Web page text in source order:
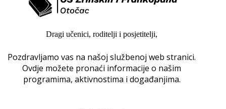
Dragi učenici, roditelji i posjetitelji,
Pozdravljamo vas na našoj službenoj web stranici.
Ovdje možete pronaći informacije o našim
programima, aktivnostima i događanjima.